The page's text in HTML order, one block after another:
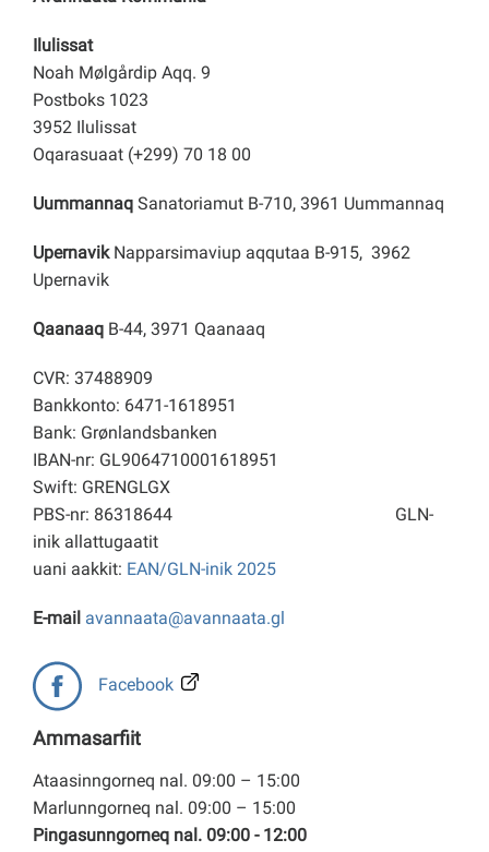
Ilulissat
Noah Mølgårdip Aqq. 9
Postboks 1023
3952 Ilulissat
Oqarasuaat (+299) 70 18 00
Uummannaq Sanatoriamut B-710, 3961 Uummannaq
Upernavik Napparsimaviup aqqutaa B-915, 3962
Upernavik
Qaanaaq B-44, 3971 Qaanaaq
CVR: 37488909
Bankkonto: 6471-1618951
Bank: Grønlandsbanken
IBAN-nr: GL9064710001618951
Swift: GRENGLGX
PBS-nr: 86318644 GLN-
inik allattugaatit
uani aakkit: EAN/GLN-inik 2025
E-mail avannaata@avannaata.gl
Facebook
Ammasarfiit
Ataasinngorneq nal. 09:00 – 15:00
Marlunngorneq nal. 09:00 – 15:00
Pingasunngorneq nal. 09:00 - 12:00